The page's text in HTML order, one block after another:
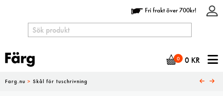
Fri frakt över 700kr!
0 0 KR
Farg.nu > Skål för tuschrivning